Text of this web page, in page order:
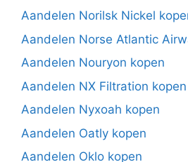
Aandelen Norilsk Nickel
Aandelen Norse Atlantic
Aandelen Nouryon kopen
Aandelen NX Filtration kopen
Aandelen Nyxoah kopen
Aandelen Oatly kopen
Aandelen Oklo kopen